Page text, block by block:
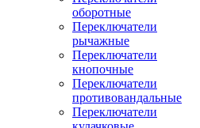
оборотные
Переключатели
рычажные
Переключатели
кнопочные
Переключатели
противовандальные
Переключатели